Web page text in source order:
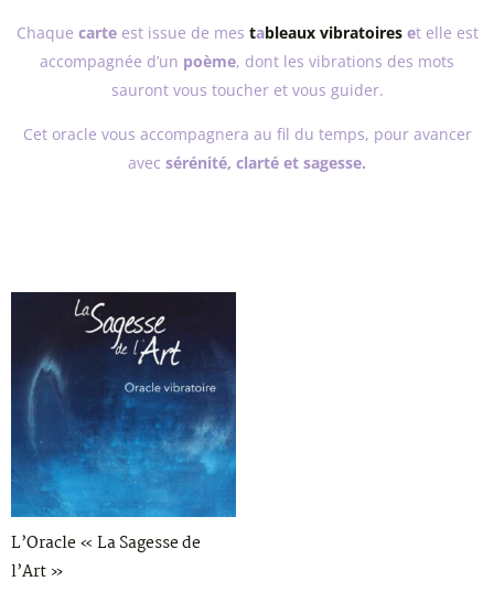
Chaque carteest issue de mes tableaux vibratoireset elle est
accompagnée d’un poème, dont les vibrations des mots
sauront vous toucher et vous guider.
Cet oracle vous accompagnera au fil du temps, pour avancer
avec sérénité, clarté et sagesse.
L’Oracle « La Sagesse de
l’Art »